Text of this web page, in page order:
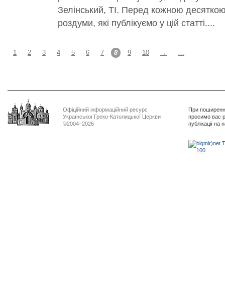
Зелінський, ТІ. Перед кожною
роздуми, які публікуємо у цій статті....
1 2 3 4 5 6 7 8 9 10 → …
Офіційний інформаційний ресурс
Української Греко-Католицької Церкви
©2004–2026
При
просимо вас
публікації на